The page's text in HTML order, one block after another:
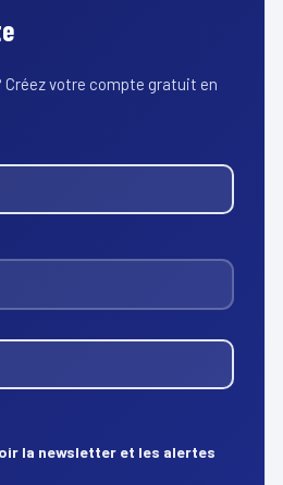
Créez votre compte gratuit en
la newsletter et les alertes